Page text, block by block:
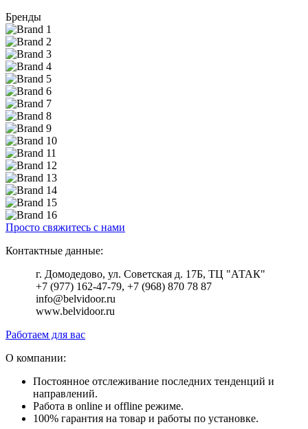
Бренды
Просто свяжитесь с нами
Контактные данные:
г. Домодедово, ул. Советская д. 17Б, ТЦ "АТАК"
+7 (977) 162-47-79, +7 (968) 870 78 87
info@belvidoor.ru
www.belvidoor.ru
Работаем для вас
О компании:
Постоянное отслеживание последних тенденций и
направлений.
Работа в online и offline режиме.
100% гарантия на товар и работы по установке.